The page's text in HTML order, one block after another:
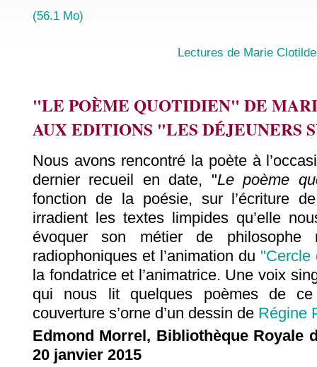
(56.1 Mo)
Lectures de Marie
"LE POÈME QUOTIDIEN" DE
AUX EDITIONS "LES DÉJEUNERS
Nous avons rencontré la poète à
dernier recueil en date, "Le poème
fonction de la poésie, sur l’écriture
irradient les textes limpides qu’elle
évoquer son métier de philosophe
radiophoniques et l’animation du "Cercle
la fondatrice et l’animatrice. Une voix
qui nous lit quelques poèmes de
couverture s’orne d’un dessin de Régine
Edmond Morrel, Bibliothèque Royale
20 janvier 2015